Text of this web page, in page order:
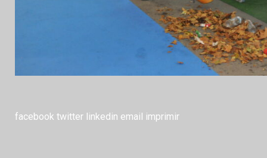
facebook twitter linkedin email imprimir